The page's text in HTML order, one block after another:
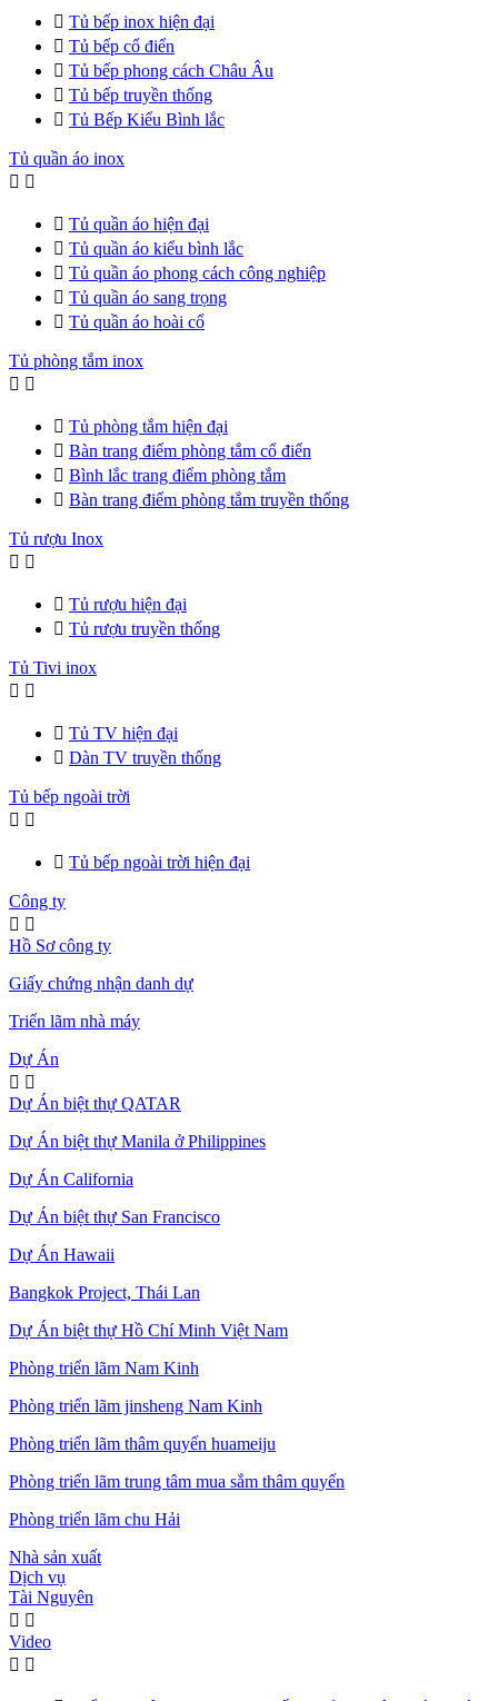
 Tủ bếp inox hiện đại
 Tủ bếp cổ điển
 Tủ bếp phong cách Châu Âu
 Tủ bếp truyền thống
 Tủ Bếp Kiểu Bình lắc
Tủ quần áo inox
 
 Tủ quần áo hiện đại
 Tủ quần áo kiểu bình lắc
 Tủ quần áo phong cách công nghiệp
 Tủ quần áo sang trọng
 Tủ quần áo hoài cổ
Tủ phòng tắm inox
 
 Tủ phòng tắm hiện đại
 Bàn trang điểm phòng tắm cổ điển
 Bình lắc trang điểm phòng tắm
 Bàn trang điểm phòng tắm truyền thống
Tủ rượu Inox
 
 Tủ rượu hiện đại
 Tủ rượu truyền thống
Tủ Tivi inox
 
 Tủ TV hiện đại
 Dàn TV truyền thống
Tủ bếp ngoài trời
 
 Tủ bếp ngoài trời hiện đại
Công ty
 
Hồ Sơ công ty
Giấy chứng nhận danh dự
Triển lãm nhà máy
Dự Án
 
Dự Án biệt thự QATAR
Dự Án biệt thự Manila ở Philippines
Dự Án California
Dự Án biệt thự San Francisco
Dự Án Hawaii
Bangkok Project, Thái Lan
Dự Án biệt thự Hồ Chí Minh Việt Nam
Phòng triển lãm Nam Kinh
Phòng triển lãm jinsheng Nam Kinh
Phòng triển lãm thâm quyến huameiju
Phòng triển lãm trung tâm mua sắm thâm quyến
Phòng triển lãm chu Hải
Nhà sản xuất
Dịch vụ
Tài Nguyên
 
Video
 